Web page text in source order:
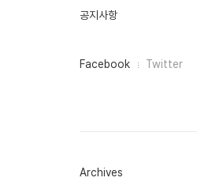
공지사항
페
그
Facebook Twitter
Archives